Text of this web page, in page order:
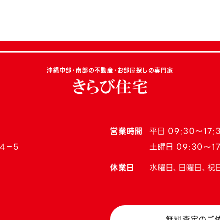
沖縄中部・南部の不動産・お部屋探しの専門家
4−5
営業時間 平日 09:30〜
土曜日 09:30〜
休業日
水曜日、日曜日、祝